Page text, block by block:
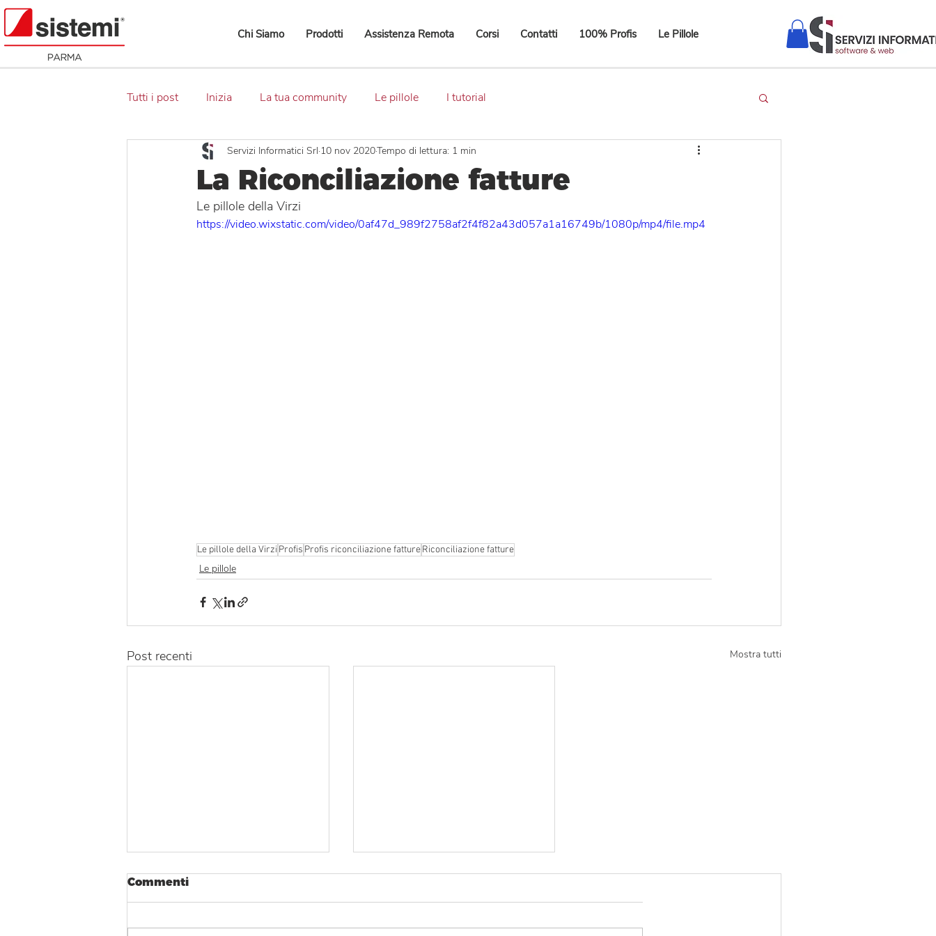
Chi Siamo Prodotti Assistenza Remota Corsi Contatti 100% Profis Le Pillole
Tutti i post Inizia La tua community Le pillole I tutorial
La Riconciliazione fatture
Servizi Informatici Srl 10 nov 2020Tempo di lettura: 1 min
Le pillole della Virzi
https://video.wixstatic.com/video/0af47d_989f2758af2f4f82a43d057a1a16749b/1080p/mp4/file.mp4
Le pillole della Virzi Profis Profis riconciliazione fattureRiconciliazione fatture
Le pillole
Post recenti Mostra tutti
Commenti